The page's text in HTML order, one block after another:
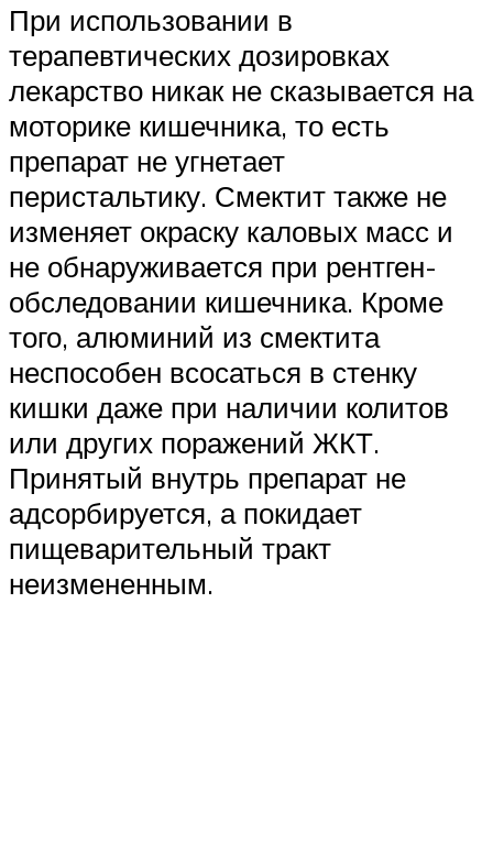
При использовании в
терапевтических дозировках
лекарство никак не сказывается на
моторике кишечника, то есть
препарат не угнетает
перистальтику. Смектит также не
изменяет окраску каловых масс и
не обнаруживается при рентген-
обследовании кишечника. Кроме
того, алюминий из смектита
неспособен всосаться в стенку
кишки даже при наличии колитов
или других поражений ЖКТ.
Принятый внутрь препарат не
адсорбируется, а покидает
пищеварительный тракт
неизмененным.